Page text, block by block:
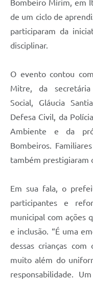
Bombeiro Mirim, em
de um ciclo de
participaram da
disciplinar.
O evento contou
Mitre, da
Social, Gláucia
Defesa Civil, da
Ambiente e da
Bombeiros.
também prestigiaram
Em sua fala, o
participantes e
municipal com ações
e inclusão. “É uma
dessas crianças
muito além do
responsabilidade.